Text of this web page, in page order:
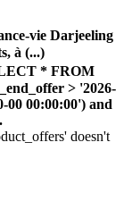
vie Darjeeling
à (...)
* FROM
> '2026-
00 00:00:00') and
doesn't